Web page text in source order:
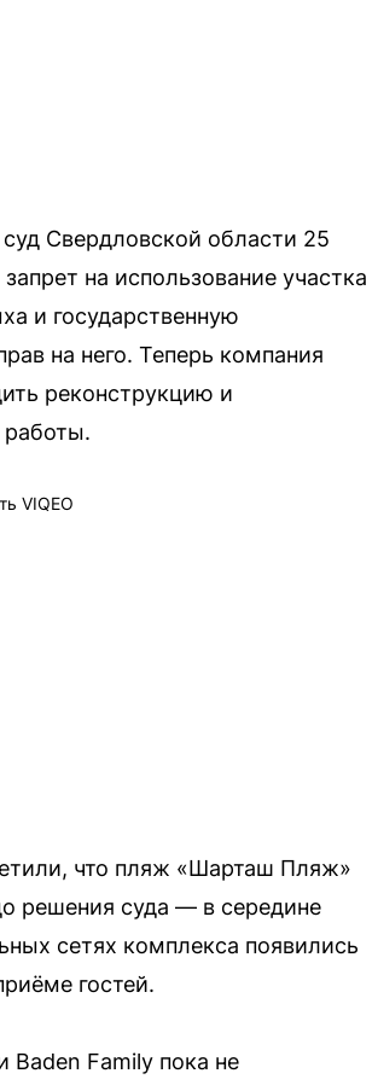
Свердловской области 25
на использование участка
и государственную
на него. Теперь компания
реконструкцию и
работы.
VIQEO
что пляж «Шарташ Пляж»
решения суда — в середине
сетях комплекса появились
гостей.
Baden Family пока не